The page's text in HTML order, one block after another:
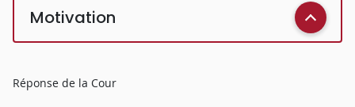
Motivation
Réponse de la Cour